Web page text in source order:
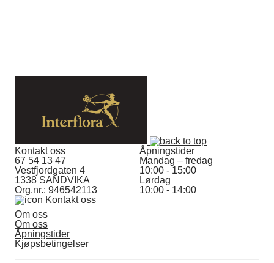
Kontakt oss
67 54 13 47
Vestfjordgaten 4
1338 SANDVIKA
Org.nr.: 946542113
Kontakt oss
Åpningstider
Mandag – fredag
10:00 - 15:00
Lørdag
10:00 - 14:00
Om oss
Om oss
Åpningstider
Kjøpsbetingelser